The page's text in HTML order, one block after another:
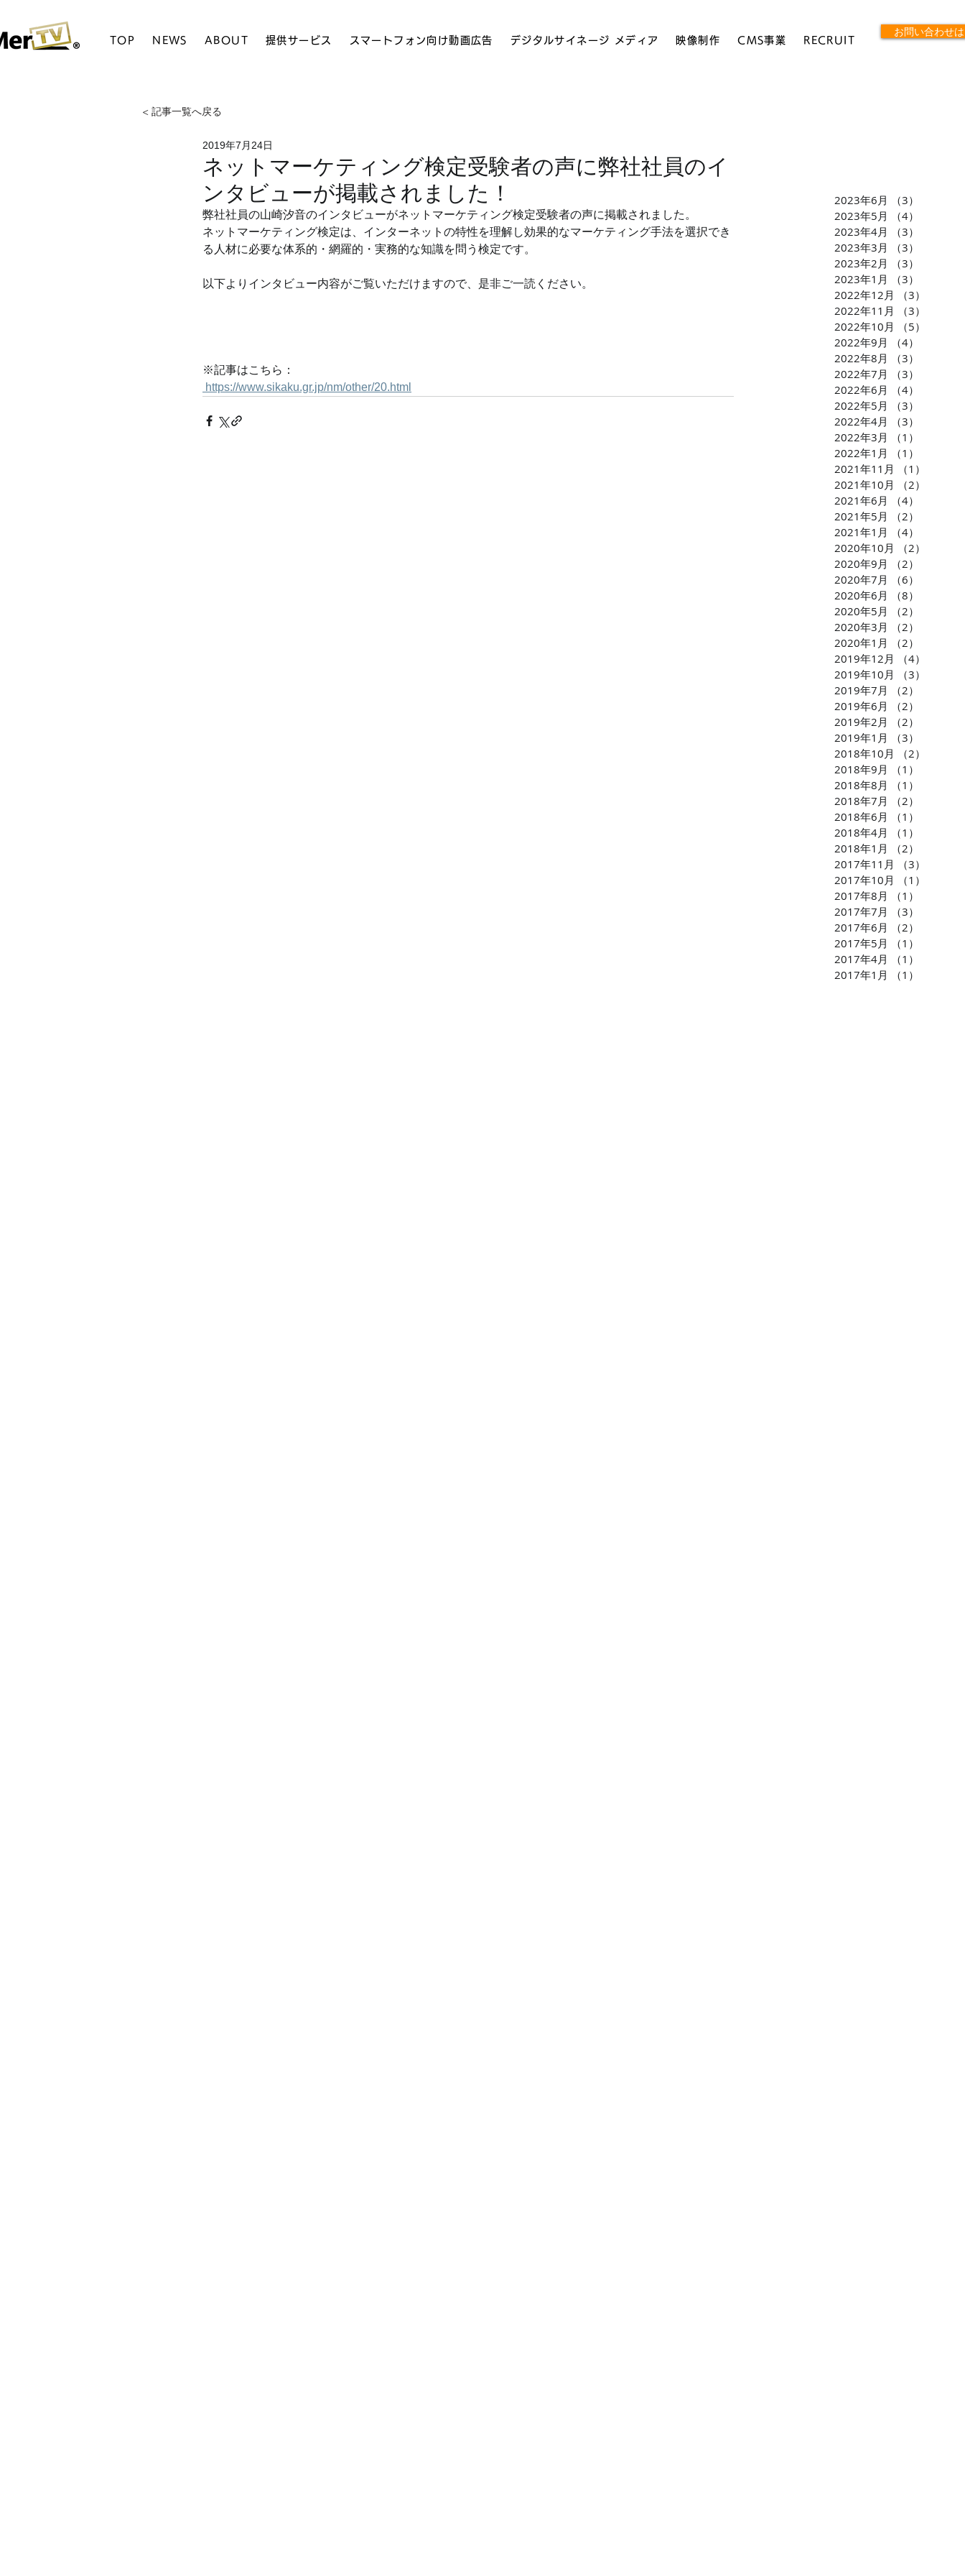
TOP NEWS ABOUT 提供サービス スマートフォン向け動画広告 デジタルサイネージ メディア 映像制作 CMS事業 RECRUIT
お問い合わせ
ネットマーケティング検定受験者の声に弊社社員のイ
ンタビューが掲載されました！
2019年7月24日
弊社社員の山崎汐音のインタビューがネットマーケティング検定受験者の声に掲載されました。
ネットマーケティング検定は、インターネットの特性を理解し効果的なマーケティング手法を選択でき
る人材に必要な体系的・網羅的・実務的な知識を問う検定です。
以下よりインタビュー内容がご覧いただけますので、是非ご一読ください。
※記事はこちら：
https://www.sikaku.gr.jp/nm/other/20.html
< 記事一覧へ戻る
2023年6月 （3）
2023年5月
（4）
2023年4月
（3）
2023年3月
（3）
2023年2月
（3）
2023年1月
（3）
2022年12月
（3）
2022年11月
（3）
2022年10月
（5）
2022年9月
（4）
2022年8月
（3）
2022年7月
（3）
2022年6月
（4）
2022年5月
（3）
2022年4月
（3）
2022年3月
（1）
2022年1月
（1）
2021年11月
（1）
2021年10月
（2）
2021年6月
（4）
2021年5月
（2）
2021年1月
（4）
2020年10月
（2）
2020年9月
（2）
2020年7月
（6）
2020年6月
（8）
2020年5月
（2）
2020年3月
（2）
2020年1月
（2）
2019年12月
（4）
2019年10月
（3）
2019年7月
（2）
2019年6月
（2）
2019年2月
（2）
2019年1月
（3）
2018年10月
（2）
2018年9月
（1）
2018年8月
（1）
2018年7月
（2）
2018年6月
（1）
2018年4月
（1）
2018年1月
（2）
2017年11月
（3）
2017年10月
（1）
2017年8月
（1）
2017年7月
（3）
2017年6月
（2）
2017年5月
（1）
2017年4月
（1）
2017年1月
（1）